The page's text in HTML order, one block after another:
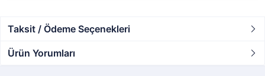
Taksit / Ödeme Seçenekleri
Ürün Yorumları